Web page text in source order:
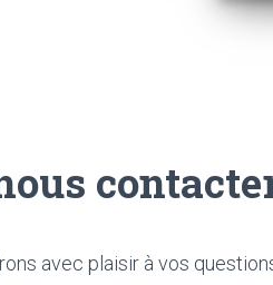
avec plaisir à vos